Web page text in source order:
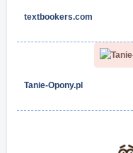
textbookers.com
Tanie-Opony.pl